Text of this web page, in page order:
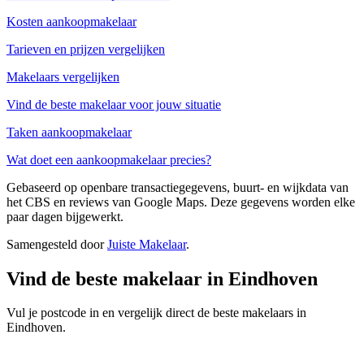
Kosten aankoopmakelaar
Tarieven en prijzen vergelijken
Makelaars vergelijken
Vind de beste makelaar voor jouw situatie
Taken aankoopmakelaar
Wat doet een aankoopmakelaar precies?
Gebaseerd op openbare transactiegegevens, buurt- en wijkdata van
het CBS en reviews van Google Maps. Deze gegevens worden elke
paar dagen bijgewerkt.
Samengesteld doorJuiste Makelaar.
Vind de beste makelaar in Eindhoven
Vul je postcode in en vergelijk direct de beste makelaars in
Eindhoven.